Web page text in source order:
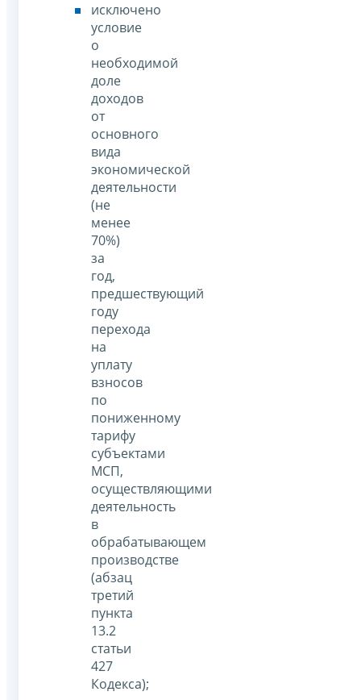
исключено
условие
о
необходимой
доле
доходов
от
основного
вида
экономической
деятельности
(не
менее
70%)
за
год,
предшествующий
году
перехода
на
уплату
взносов
по
пониженному
тарифу
субъектами
МСП,
осуществляющими
деятельность
в
обрабатывающем
производстве
(абзац
третий
пункта
13.2
статьи
427
Кодекса);